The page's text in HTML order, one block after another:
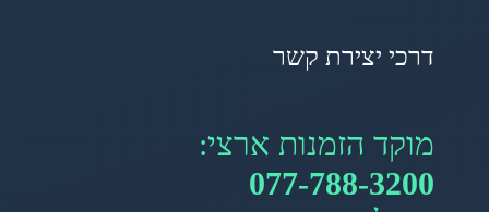
דרכי יצירת קשר
מוקד הזמנות ארצי:
077-788-3200